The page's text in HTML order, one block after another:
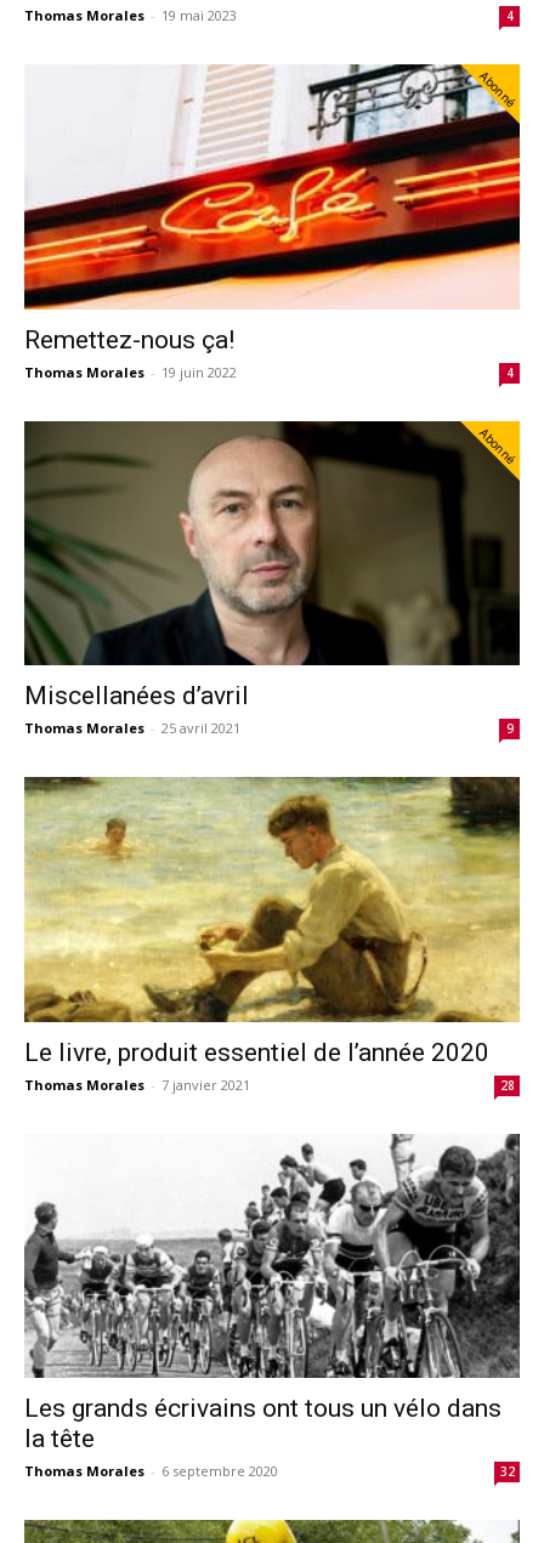
Thomas Morales - 19 mai 2023 4
Abonné
Remettez-nous ça!
Thomas Morales - 19 juin 2022 4
Abonné
Miscellanées d’avril
Thomas Morales - 25 avril 2021 9
Le livre, produit essentiel de l’année 2020
Thomas Morales - 7 janvier 2021 28
Les grands écrivains ont tous un vélo dans
la tête
Thomas Morales - 6 septembre 2020 32